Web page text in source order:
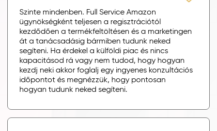
Szinte mindenben. Full Service Amazon
ügynökségként teljesen a regisztrációtól
kezdődően a termékfeltöltésen és a marketingen
át a tanácsadásig bármiben tudunk neked
segíteni. Ha érdekel a külföldi piac és nincs
kapacitásod rá vagy nem tudod, hogy hogyan
kezdj neki akkor foglalj egy ingyenes konzultációs
időpontot és megnézzük, hogy pontosan
hogyan tudunk neked segíteni.